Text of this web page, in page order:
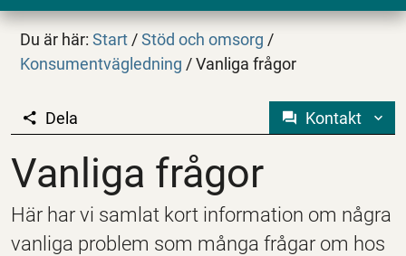
Du är här:Start / Stöd och omsorg /
Konsumentvägledning /Vanliga frågor
Vanliga frågor
Dela Kontakt
Vanliga frågor
Här har vi samlat kort information om några
vanliga problem som många frågar om hos